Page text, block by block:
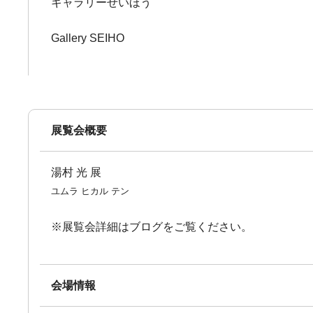
ギャラリーせいほう
Gallery SEIHO
展覧会概要
湯村 光 展
ユムラ ヒカル テン
※展覧会詳細はブログをご覧ください。
会場情報